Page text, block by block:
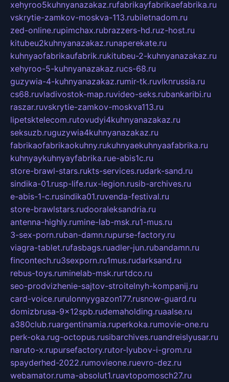
xehyroo5kuhnyanazakaz.rufabrikayfabrikaefabrika.ru
vskrytie-zamkov-moskva-113.rubiletnadom.ru
zed-online.rupimchax.rubrazzers-hd.ruz-host.ru
kitubeu2kuhnyanazakaz.runaperekate.ru
kuhnyaofabrikaufabrik.rukitubeu-2-kuhnyanazakaz.ru
xehyroo-5-kuhnyanazakaz.rucs-68.ru
guzywia-4-kuhnyanazakaz.rumir-tk.ruvlknrussia.ru
cs68.ruvladivostok-map.ruvideo-seks.rubankaribi.ru
raszar.ruvskrytie-zamkov-moskva113.ru
lipetsktelecom.rutovudyi4kuhnyanazakaz.ru
seksuzb.ruguzywia4kuhnyanazakaz.ru
fabrikaofabrikaokuhny.rukuhnyaekuhnyaafabrika.ru
kuhnyaykuhnyayfabrika.rue-abis1c.ru
store-brawl-stars.rukts-services.rudark-sand.ru
sindika-01.rusp-life.rux-legion.rusib-archives.ru
e-abis-1-c.rusindika01.ruvenda-festival.ru
store-brawlstars.rudooraleksandria.ru
antenna-highly.rumine-lab-msk.ru1-mus.ru
3-sex-porn.ruban-damn.rupurse-factory.ru
viagra-tablet.rufasbags.ruadler-jun.rubandamn.ru
fincontech.ru3sexporn.ru1mus.rudarksand.ru
rebus-toys.ruminelab-msk.rurtdco.ru
seo-prodvizhenie-sajtov-stroitelnyh-kompanij.ru
card-voice.rurulonnyygazon177.rusnow-guard.ru
domizbrusa-9x12spb.rudemaholding.ruaalse.ru
a380club.ruargentinamia.ruperkoka.rumovie-one.ru
perk-oka.rug-octopus.rusibarchives.ruandreislyusar.ru
naruto-x.rupursefactory.rutor-lyubov-i-grom.ru
spayderhed-2022.rumovieone.ruevro-dez.ru
webamator.ruma-absolut1.ruavtopomosch27.ru